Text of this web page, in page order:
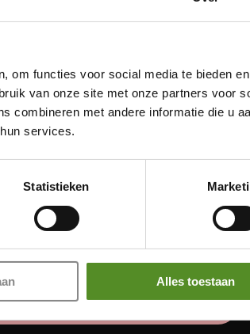
om functies voor social media te bieden
van onze site met onze partners voor
combineren met andere informatie die u
services.
Statistieken
Alles toestaan
– 17:00
17:00
17:00
17:00